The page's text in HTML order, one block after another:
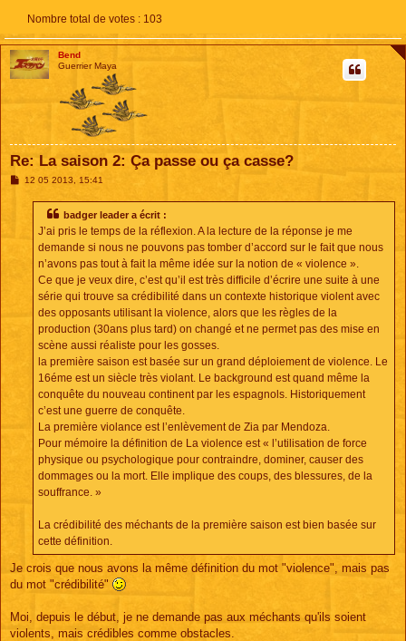
Nombre total de votes : 103
Bend
Guerrier Maya
Re: La saison 2: Ça passe ou ça casse?
M12 05 2013, 15:41
badger leader a écrit :
J’ai pris le temps de la réflexion. A la lecture de la réponse je me
demande si nous ne pouvons pas tomber d’accord sur le fait que nous
n’avons pas tout à fait la même idée sur la notion de « violence ».
Ce que je veux dire, c’est qu’il est très difficile d’écrire une suite à une
série qui trouve sa crédibilité dans un contexte historique violent avec
des opposants utilisant la violence, alors que les règles de la
production (30ans plus tard) on changé et ne permet pas des mise en
scène aussi réaliste pour les gosses.
la première saison est basée sur un grand déploiement de violence. Le
16éme est un siècle très violant. Le background est quand même la
conquête du nouveau continent par les espagnols. Historiquement
c’est une guerre de conquête.
La première violance est l’enlèvement de Zia par Mendoza.
Pour mémoire la définition de La violence est « l’utilisation de force
physique ou psychologique pour contraindre, dominer, causer des
dommages ou la mort. Elle implique des coups, des blessures, de la
souffrance. »
La crédibilité des méchants de la première saison est bien basée sur
cette définition.
Je crois que nous avons la même définition du mot "violence", mais pas
du mot "crédibilité"
Moi, depuis le début, je ne demande pas aux méchants qu'ils soient
violents, mais crédibles comme obstacles.